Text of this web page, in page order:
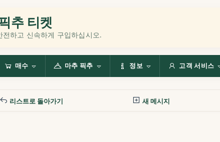
추 티켓
전하고 신속하게 구입하십시오.
매수 마추 픽추 정보 고객 서비스
리스트로 돌아가기 새 메시지